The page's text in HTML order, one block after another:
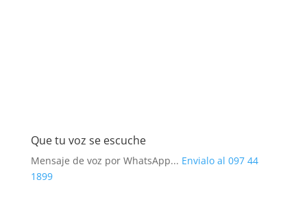
Que tu voz se escuche
Mensaje de voz por WhatsApp... Envialo al 097 44
1899